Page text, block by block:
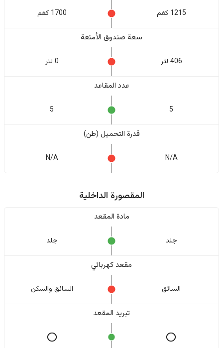
1215 كغم 1700 كغم
سعة صندوق الأمتعة
406 لتر 0 لتر
عدد المقاعد
5
5
قدرة التحميل (طن)
N/A
N/A
المقصورة الداخلية
مادة المقعد
جلد جلد
مقعد كهربائي
السائق السائق والسکن
تبريد المقعد